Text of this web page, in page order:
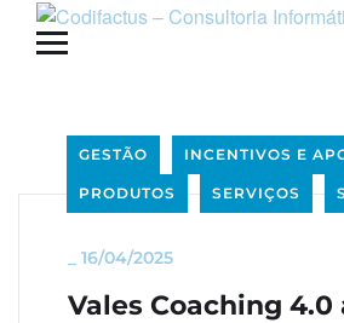
GESTÃO INCENTIVOS E
PRODUTOS SERVIÇOS
16/04/2025
Vales Coaching 4.0